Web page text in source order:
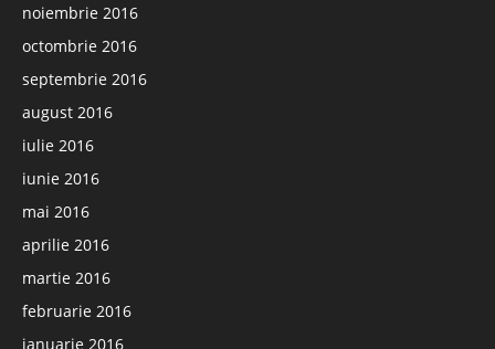
noiembrie 2016
octombrie 2016
septembrie 2016
august 2016
iulie 2016
iunie 2016
mai 2016
aprilie 2016
martie 2016
februarie 2016
ianuarie 2016